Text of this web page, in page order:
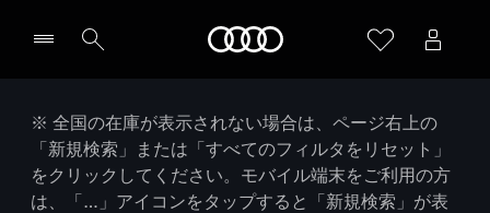
※ 全国の在庫が表示されない場合は、ページ右上の
「新規検索」または「すべてのフィルタをリセット」
をクリックしてください。モバイル端末をご利用の方
は、「…」アイコンをタップすると「新規検索」が表